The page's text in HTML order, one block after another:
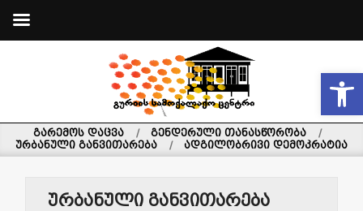
გურიის
სამოქალაქო
გარემოს დაცვა
გენდერული თანასწორობა
ურბანული განვითარება
ადგილობრივი დემოკრატია
ურბანული განვითარება